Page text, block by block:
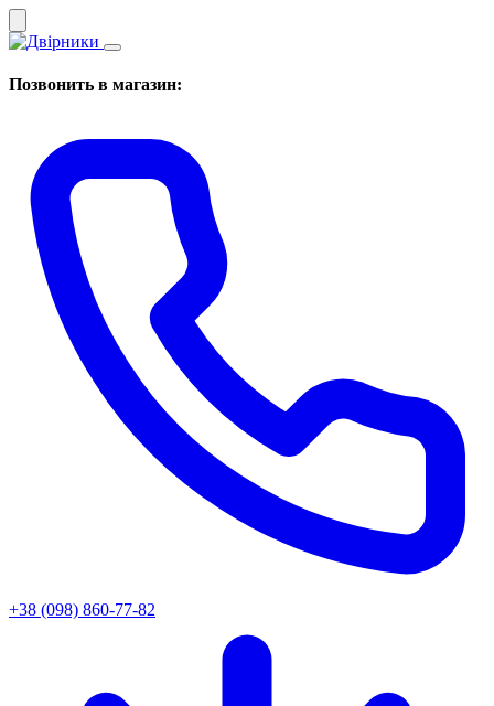
Позвонить в магазин:
+38 (098) 860-77-82